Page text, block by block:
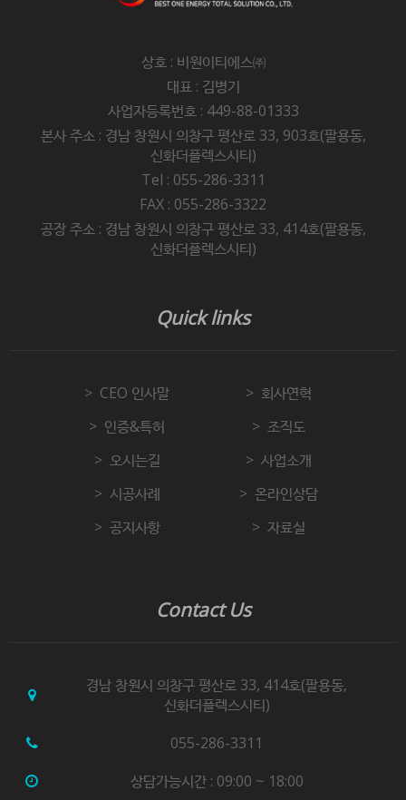
상호 : 비원이티에스㈜
대표 : 김병기
사업자등록번호 : 449-88-01333
본사 주소 : 경남 창원시 의창구 평산로 33, 903호(팔용동,
신화더플렉스시티)
Tel : 055-286-3311
FAX : 055-286-3322
공장 주소 : 경남 창원시 의창구 평산로 33, 414호(팔용동,
신화더플렉스시티)
Quick links
CEO 인사말
회사연혁
인증&특허
조직도
오시는길
사업소개
시공사례
온라인상담
공지사항
자료실
Contact Us
경남 창원시 의창구 평산로 33, 414호(팔용동,
신화더플렉스시티)
055-286-3311
상담가능시간 : 09:00 ~ 18:00